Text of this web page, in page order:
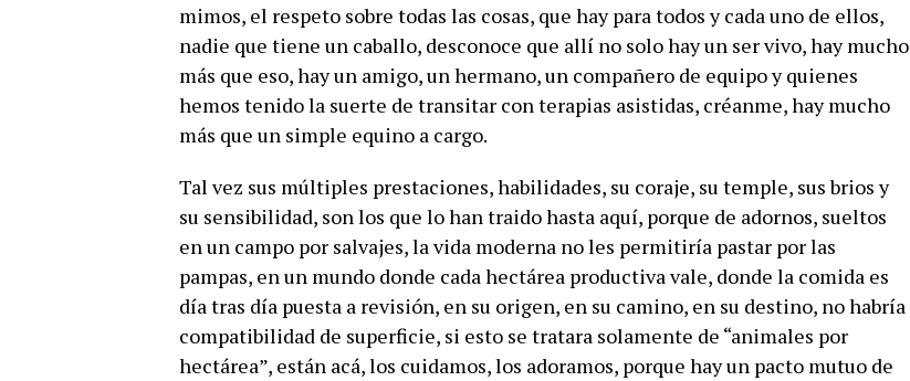
mimos, el respeto sobre todas las cosas, que hay para todos y cada uno de ellos,
nadie que tiene un caballo, desconoce que allí no solo hay un ser vivo, hay mucho
más que eso, hay un amigo, un hermano, un compañero de equipo y quienes
hemos tenido la suerte de transitar con terapias asistidas, créanme, hay mucho
más que un simple equino a cargo.
Tal vez sus múltiples prestaciones, habilidades, su coraje, su temple, sus brios y
su sensibilidad, son los que lo han traido hasta aquí, porque de adornos, sueltos
en un campo por salvajes, la vida moderna no les permitiría pastar por las
pampas, en un mundo donde cada hectárea productiva vale, donde la comida es
día tras día puesta a revisión, en su origen, en su camino, en su destino, no habría
compatibilidad de superficie, si esto se tratara solamente de “animales por
hectárea”, están acá, los cuidamos, los adoramos, porque hay un pacto mutuo de